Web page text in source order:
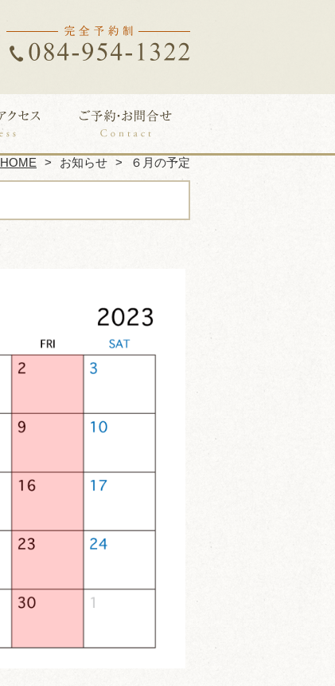
HOME お知らせ ６月の予定